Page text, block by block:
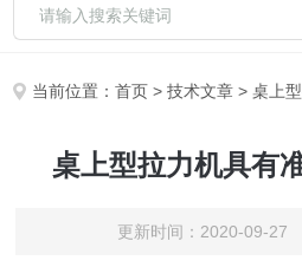
当前位置：首页 >技术文章 > 桌上
桌上型拉力机具有
更新时间：2020-09-